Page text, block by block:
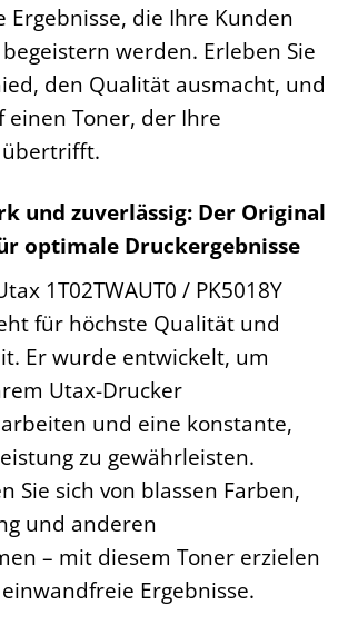
Ergebnisse, die Ihre Kunden
werden. Erleben Sie
den Qualität ausmacht, und
einen Toner, der Ihre
und zuverlässig: Der Original
optimale Druckergebnisse
1T02TWAUT0 / PK5018Y
für höchste Qualität und
Er wurde entwickelt, um
Utax-Drucker
und eine konstante,
zu gewährleisten.
Sie sich von blassen Farben,
und anderen
– mit diesem Toner erzielen
Ergebnisse.